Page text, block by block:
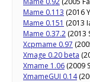
Mame 0.113 (2016
Mame 0.151 (2013
Mame 0.37.2 (2013
Xcpmame 0.97
Xmage 0.20 beta
Xmame 1.06 (2009
XmameGUI 0.14